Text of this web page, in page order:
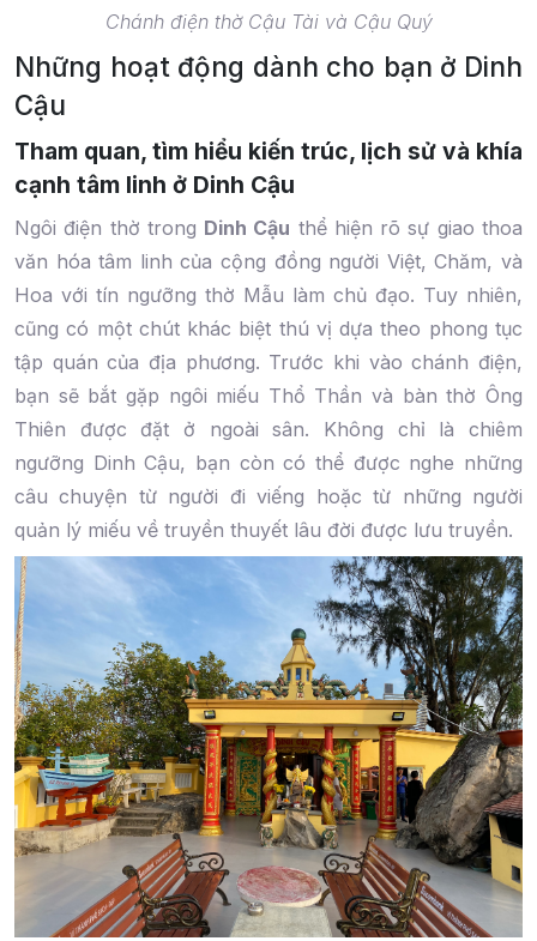
Chánh điện thờ Cậu Tài và Cậu Quý
Những hoạt động dành cho bạn ở Dinh
Cậu
Tham quan, tìm hiểu kiến trúc, lịch sử và khía
cạnh tâm linh ở Dinh Cậu
Ngôi điện thờ trong Dinh Cậu thể hiện rõ sự giao thoa
văn hóa tâm linh của cộng đồng người Việt, Chăm, và
Hoa với tín ngưỡng thờ Mẫu làm chủ đạo. Tuy nhiên,
cũng có một chút khác biệt thú vị dựa theo phong tục
tập quán của địa phương. Trước khi vào chánh điện,
bạn sẽ bắt gặp ngôi miếu Thổ Thần và bàn thờ Ông
Thiên được đặt ở ngoài sân. Không chỉ là chiêm
ngưỡng Dinh Cậu, bạn còn có thể được nghe những
câu chuyện từ người đi viếng hoặc từ những người
quản lý miếu về truyền thuyết lâu đời được lưu truyền.